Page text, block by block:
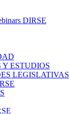
DIRSE
Y ESTUDIOS
LEGISLATIVAS